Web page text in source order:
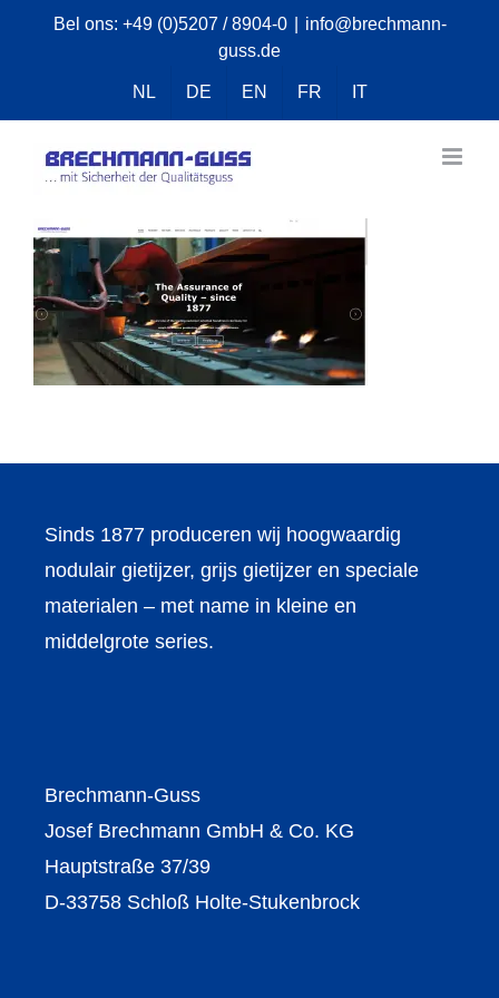
Bel ons: +49 (0)5207 / 8904-0
info@brechmann-
guss.de
NL DE EN FR IT
Sinds 1877 produceren wij hoogwaardig
nodulair gietijzer, grijs gietijzer en speciale
materialen – met name in kleine en
middelgrote series.
Brechmann-Guss
Josef Brechmann GmbH & Co. KG
Hauptstraße 37/39
D-33758 Schloß Holte-Stukenbrock